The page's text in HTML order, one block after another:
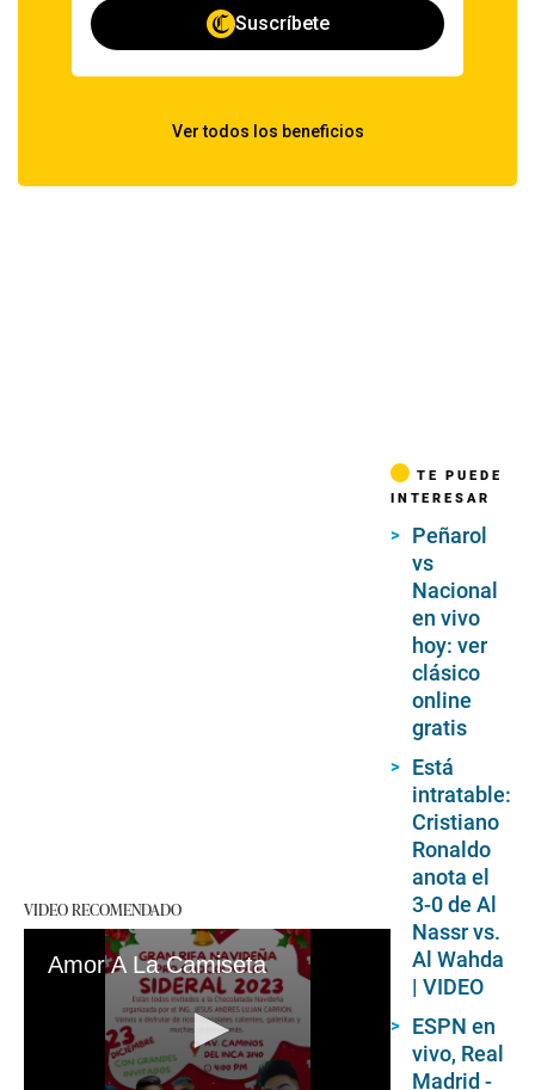
VIDEO RECOMENDADO
Amor A La Camiseta
TE PUEDE
INTERESAR
Peñarol
vs
Nacional
en vivo
hoy: ver
clásico
online
gratis
Está
intratable:
Cristiano
Ronaldo
anota el
3-0 de Al
Nassr vs.
Al Wahda
| VIDEO
ESPN en
vivo, Real
Madrid -